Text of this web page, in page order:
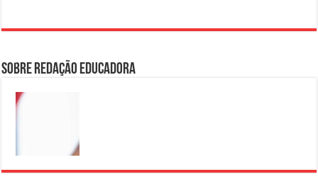
Sobre Redação Educadora